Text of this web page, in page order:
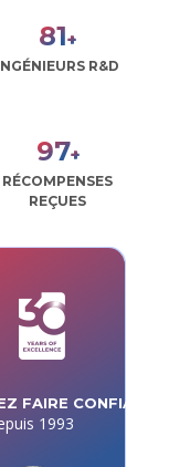
90+
R&D
108+
RÉCOMPENSES
REÇUES
FAIRE CONFIANCE
1993